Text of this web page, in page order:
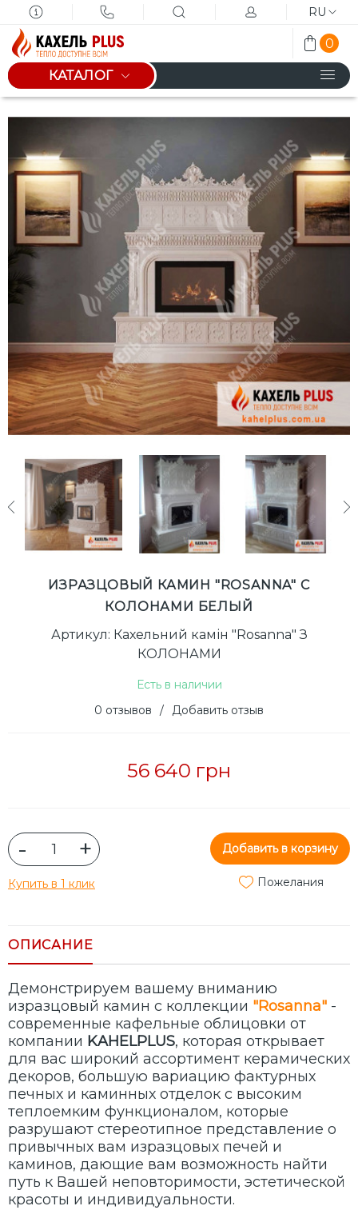
RU
0
КАТАЛОГ
next
ИЗРАЗЦОВЫЙ КАМИН "ROSANNA" С
КОЛОНАМИ БЕЛЫЙ
Артикул: Кахельний камін "Rosanna" З
КОЛОНАМИ
Есть в наличии
0 отзывов
/ Добавить отзыв
56 640 грн
- +
Купить в 1 клик
Добавить в корзину
Пожелания
ОПИСАНИЕ
Демонстрируем вашему вниманию
изразцовый камин с коллекции "Rosanna" -
современные кафельные облицовки от
компании KAHELPLUS, которая открывает
для вас широкий ассортимент керамических
декоров, большую вариацию фактурных
печных и каминных отделок с высоким
теплоемким функционалом, которые
разрушают стереотипное представление о
привычных вам изразцовых печей и
каминов, дающие вам возможность найти
путь к Вашей неповторимости, эстетической
красоты и индивидуальности.